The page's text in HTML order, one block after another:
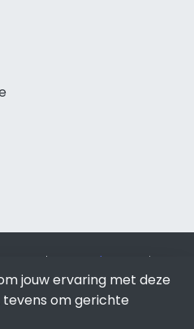
SEO door SEO-bureau
Lion
bewezen resultaten?SEO
.Edeis onderdeel van Lion
jouw ervaring met deze
om gerichte